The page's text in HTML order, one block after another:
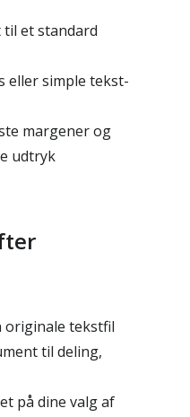
et standard
eller simple tekst­
margener og
udtryk
originale tekstfil
til deling,
på dine valg af